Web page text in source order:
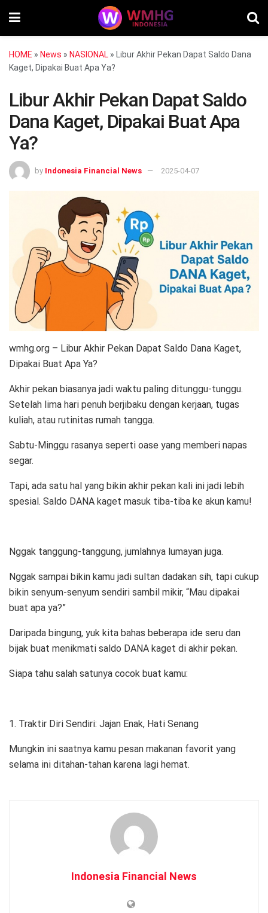
HOME » News » NASIONAL » Libur Akhir Pekan Dapat Saldo Dana
Kaget, Dipakai Buat Apa Ya?
Libur Akhir Pekan Dapat Saldo
Dana Kaget, Dipakai Buat Apa
Ya?
by Indonesia Financial News 2025-04-07
wmhg.org – Libur Akhir Pekan Dapat Saldo Dana Kaget,
Dipakai Buat Apa Ya?
Akhir pekan biasanya jadi waktu paling ditunggu-tunggu.
Setelah lima hari penuh berjibaku dengan kerjaan, tugas
kuliah, atau rutinitas rumah tangga.
Sabtu-Minggu rasanya seperti oase yang memberi napas
segar.
Tapi, ada satu hal yang bikin akhir pekan kali ini jadi lebih
spesial. Saldo DANA kaget masuk tiba-tiba ke akun kamu!
Nggak tanggung-tanggung, jumlahnya lumayan juga.
Nggak sampai bikin kamu jadi sultan dadakan sih, tapi cukup
bikin senyum-senyum sendiri sambil mikir, “Mau dipakai
buat apa ya?”
Daripada bingung, yuk kita bahas beberapa ide seru dan
bijak buat menikmati saldo DANA kaget di akhir pekan.
Siapa tahu salah satunya cocok buat kamu:
1. Traktir Diri Sendiri: Jajan Enak, Hati Senang
Mungkin ini saatnya kamu pesan makanan favorit yang
selama ini ditahan-tahan karena lagi hemat.
Indonesia Financial News